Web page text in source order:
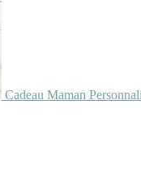
Cadeau Maman